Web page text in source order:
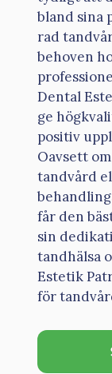
bland sina
rad
behoven
Dental
ge
positiv
Oavsett
tandvård
får den
sin
tandhälsa
Estetik
för